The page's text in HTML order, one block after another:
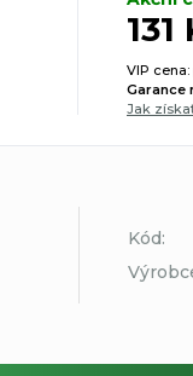
131
VIP
Garance
Jak
Kód: